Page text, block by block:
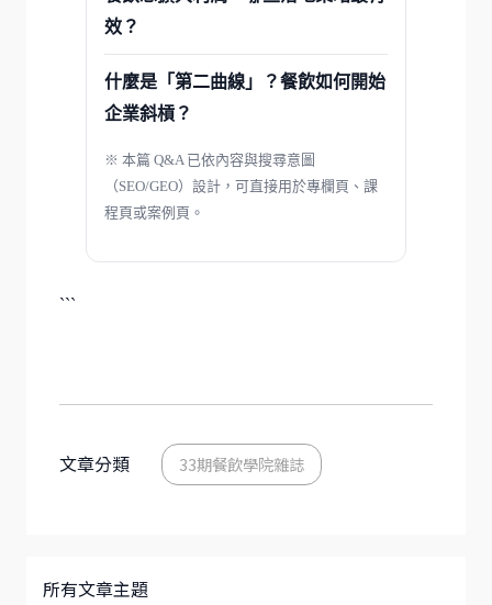
效？
什麼是「第二曲線」？餐飲如何開始
企業斜槓？
※ 本篇 Q&A 已依內容與搜尋意圖
（SEO/GEO）設計，可直接用於專欄頁、課
程頁或案例頁。
```
文章分類 33期餐飲學院雜誌
所有文章主題